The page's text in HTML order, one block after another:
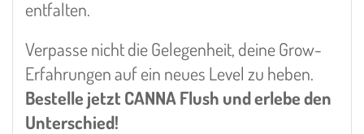
entfalten.
Verpasse nicht die Gelegenheit, deine Grow-
Erfahrungen auf ein neues Level zu heben.
Bestelle jetzt CANNA Flush und erlebe den
Unterschied!